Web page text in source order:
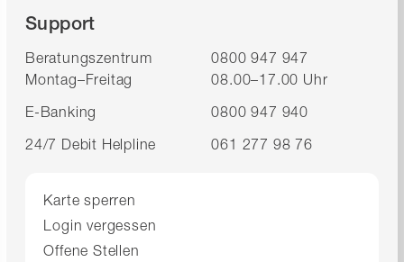
Support
Beratungszentrum
0800 947 947
Montag–Freitag
08.00–17.00 Uhr
E-Banking
0800 947 940
24/7 Debit Helpline
061 277 98 76
Karte sperren
Login vergessen
Offene Stellen